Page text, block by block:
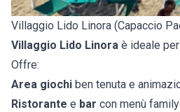
Villaggio Lido Linora (Capaccio
Villaggio Lido Linora è ideale
Offre:
Area giochi ben tenuta e
Ristorante e bar con menù